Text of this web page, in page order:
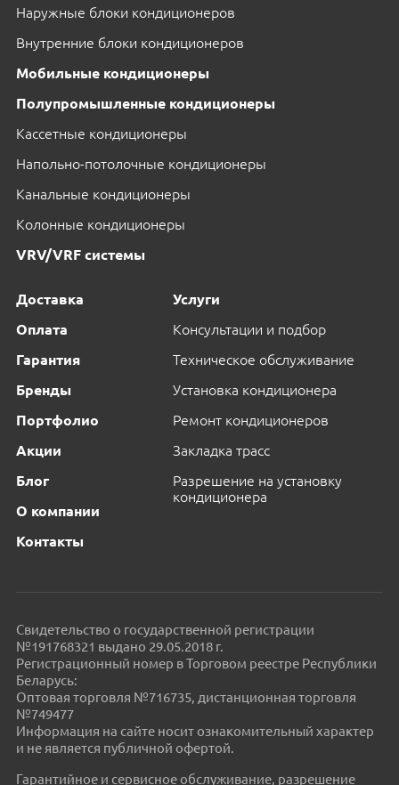
Наружные блоки кондиционеров
Внутренние блоки кондиционеров
Мобильные кондиционеры
Полупромышленные кондиционеры
Кассетные кондиционеры
Напольно-потолочные кондиционеры
Канальные кондиционеры
Колонные кондиционеры
VRV/VRF системы
Доставка
Оплата
Гарантия
Бренды
Портфолио
Акции
Блог
О компании
Контакты
Услуги
Консультации и подбор
Техническое обслуживание
Установка кондиционера
Ремонт кондиционеров
Закладка трасс
Разрешение на установку
кондиционера
Свидетельство о государственной регистрации
№191768321 выдано 29.05.2018 г.
Регистрационный номер в Торговом реестре Республики
Беларусь:
Оптовая торговля №716735, дистанционная торговля
№749477
Информация на сайте носит ознакомительный характер
и не является публичной офертой.
Гарантийное и сервисное обслуживание, разрешение